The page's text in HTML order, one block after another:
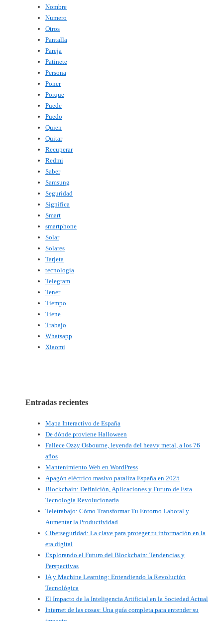
Nombre
Numero
Otros
Pantalla
Pareja
Patinete
Persona
Poner
Porque
Puede
Puedo
Quien
Quitar
Recuperar
Redmi
Saber
Samsung
Seguridad
Significa
Smart
smartphone
Solar
Solares
Tarjeta
tecnologia
Telegram
Tener
Tiempo
Tiene
Trabajo
Whatsapp
Xiaomi
Entradas recientes
Mapa Interactivo de España
De dónde proviene Halloween
Fallece Ozzy Osbourne, leyenda del heavy metal, a los 76
años
Mantenimiento Web en WordPress
Apagón eléctrico masivo paraliza España en 2025
Blockchain: Definición, Aplicaciones y Futuro de Esta
Tecnología Revolucionaria
Teletrabajo: Cómo Transformar Tu Entorno Laboral y
Aumentar la Productividad
Ciberseguridad: La clave para proteger tu información en la
era digital
Explorando el Futuro del Blockchain: Tendencias y
Perspectivas
IA y Machine Learning: Entendiendo la Revolución
Tecnológica
El Impacto de la Inteligencia Artificial en la Sociedad Actual
Internet de las cosas: Una guía completa para entender su